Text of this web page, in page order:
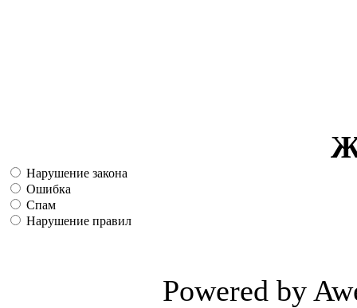
Нарушение закона
Ошибка
Спам
Нарушение правил
Powered by